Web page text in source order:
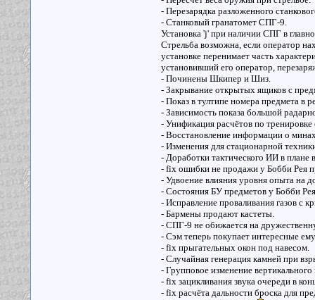
- Перезарядка разложенного
- Станковый гранатомет СПГ-9.
Установка 'j' при наличии СПГ в
Стрельба возможна, если оператор
установке перенимает часть
установивший его оператор,
- Починены Шкипер и Шиз.
- Закрывание открытых ящиков с
- Показ в тултипе номера предмета в
- Зависимость показа большой
- Унификация расчётов по
- Восстановление информации о
- Изменения для стационарной
- Доработки тактического ИИ в
- fix ошибки не продажи у Бобби Рея
- Удвоение влияния уровня опыта на
- Состояния БУ предметов у Бобби
- Исправление проваливания газов с
- Бармены продают кастеты.
- СПГ-9 не обижается на
- Сэм теперь покупает интересные
- fix прыгательных окон под навесом.
- Случайная генерация камней при
- Групповое изменение
- fix зацикливания звука очереди в
- fix расчёта дальности броска для